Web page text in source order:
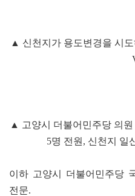
▲ 신천지가 용도변경을 시
▲ 고양시 더불어민주당 의
5명 전원, 신천지
이하 고양시 더불어민주당
전문.